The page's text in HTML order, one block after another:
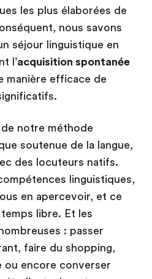
les plus élaborées de
nous savons
séjour linguistique en
l’acquisition spontanée
manière efficace de
notre méthode
soutenue de la langue,
des locuteurs natifs.
linguistiques,
en apercevoir, et ce
libre. Et les
: passer
faire du shopping,
ou encore converser